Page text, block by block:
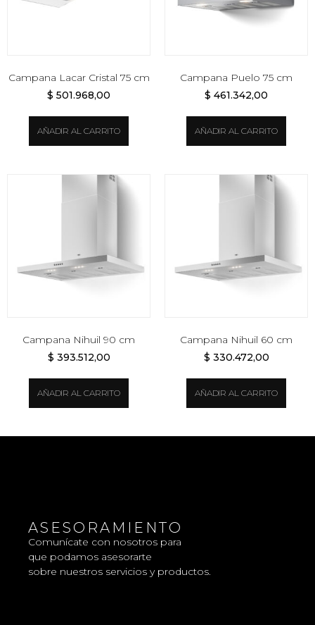
Campana Lacar Cristal 75 cm
$ 501.968,00
AÑADIR AL CARRITO
Campana Puelo 75 cm
$ 461.342,00
AÑADIR AL CARRITO
Campana Nihuil 90 cm
$ 393.512,00
AÑADIR AL CARRITO
Campana Nihuil 60 cm
$ 330.472,00
AÑADIR AL CARRITO
ASESORAMIENTO
Comunícate con nosotros para
que podamos asesorarte
sobre nuestros servicios y productos.